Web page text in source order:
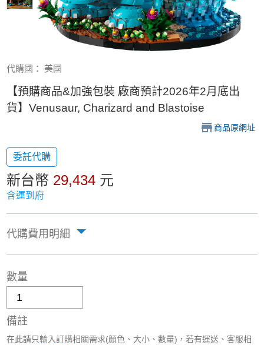
代購國： 美國
【預購商品&加強包裝 廠商預計2026年2月底出
貨】Venusaur, Charizard and Blastoise
商品原網址
委託代購
新台幣 29,434 元
含運到府
代購費用明細
數量
備註
在此請只輸入訂購相關需求(顏色、大小、數量)，若有運送、客服相